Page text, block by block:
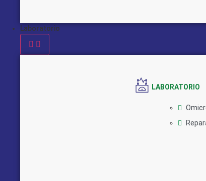
Laboratorio
LABORATORIO